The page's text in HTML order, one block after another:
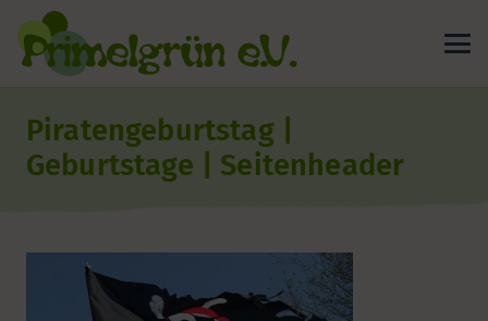
Piratengeburtstag |
Geburtstage | Seitenheader